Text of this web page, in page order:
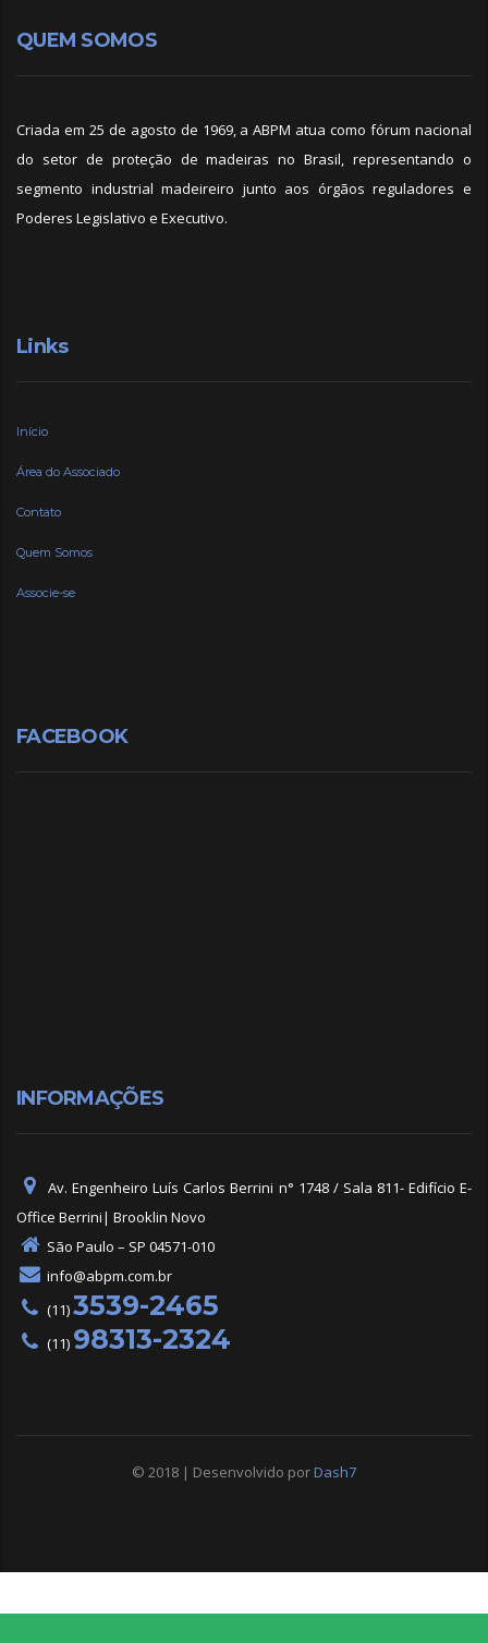
QUEM SOMOS
Criada em 25 de agosto de 1969, a ABPM atua como fórum nacional
do setor de proteção de madeiras no Brasil, representando o
segmento industrial madeireiro junto aos órgãos reguladores e
Poderes Legislativo e Executivo.
Links
Início
Área do Associado
Contato
Quem Somos
Associe-se
FACEBOOK
INFORMAÇÕES
Av. Engenheiro Luís Carlos Berrini n° 1748 / Sala 811- Edifício E-
Office Berrini| Brooklin Novo
São Paulo – SP 04571-010
info@abpm.com.br
(11)3539-2465
(11) 98313-2324
© 2018 | Desenvolvido porDash7